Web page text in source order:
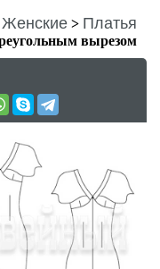
Женские > Платья
вырезом